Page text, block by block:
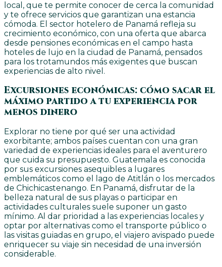
local, que te permite conocer de cerca la comunidad
y te ofrece servicios que garantizan una estancia
cómoda. El sector hotelero de Panamá refleja su
crecimiento económico, con una oferta que abarca
desde pensiones económicas en el campo hasta
hoteles de lujo en la ciudad de Panamá, pensados
para los trotamundos más exigentes que buscan
experiencias de alto nivel.
Excursiones económicas: cómo sacar el
máximo partido a tu experiencia por
menos dinero
Explorar no tiene por qué ser una actividad
exorbitante; ambos países cuentan con una gran
variedad de experiencias ideales para el aventurero
que cuida su presupuesto. Guatemala es conocida
por sus excursiones asequibles a lugares
emblemáticos como el lago de Atitlán o los mercados
de Chichicastenango. En Panamá, disfrutar de la
belleza natural de sus playas o participar en
actividades culturales suele suponer un gasto
mínimo. Al dar prioridad a las experiencias locales y
optar por alternativas como el transporte público o
las visitas guiadas en grupo, el viajero avispado puede
enriquecer su viaje sin necesidad de una inversión
considerable.